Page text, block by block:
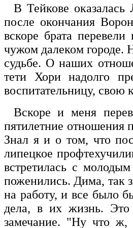
В Тейкове
после окончания
вскоре брата
чужом далеком городе.
судьбе. О наших
тети Хори надолго
воспитательницу, свою
Вскоре и меня
пятилетние отношения
Знал я и о том, что
липецкое
встретилась с
поженились. Дима, так
на работу, и все было
дела, в их жизнь.
замечание. "Ну что ж,